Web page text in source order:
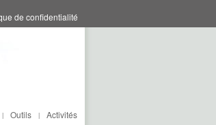
de confidentialité
Activités
Outils |
|